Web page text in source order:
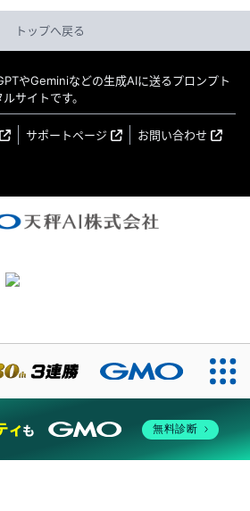
トップへ戻る
やGeminiなどの生成AIに送るプロンプト
サイトです。
サポートページ
お問い合わせ
無料診断